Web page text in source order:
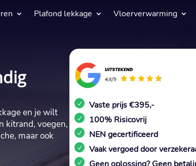
Plafond lekkage Vloerverwarming
en je wilt
kitrand, voegen,
maar ook
Vaste prijs €395,-
100% Risicovrij
NEN gecertificeerd
Vaak vergoed door